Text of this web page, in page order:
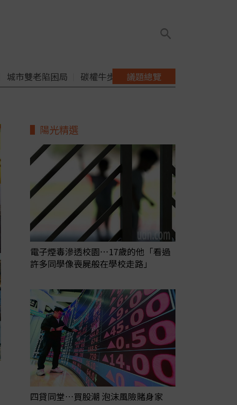
城市雙老陷困局 碳權牛步缺配套議題總覽
陽光精選
電子煙毒滲透校園⋯17歲的他「看過
許多同學像喪屍般在學校走路」
四貸同堂…買股潮 泡沫風險賭身家